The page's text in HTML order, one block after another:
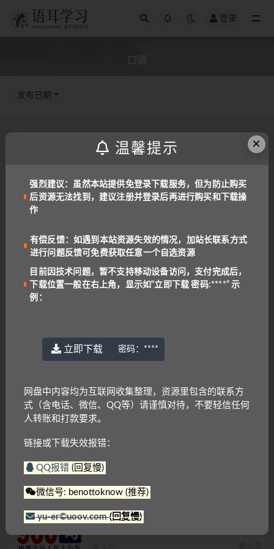
登录
发布日期
备考工具 英语
2024北京九年级-上学期-听口机考模拟训练
191
备考工具 英语
189
2024年北京中考英语听口新题型模拟 11~20
2024年北京中考英语听口新题型模拟 1~10
356
备考工具 英语教材
CET-4 英语四级口语 有口试录像
[AVI+MP3+LRC]
883
俄罗斯语
俄语常用90句
971
免费资源 韩语
韩语口语900句mp3音频+文本
×
温馨提示
强烈建议：虽然本站提供免登录下载服务，但为防止购买
后资源无法找到，建议注册并登录后再进行购买和下载操
作
有偿反馈：如遇到本站资源失效的情况，加站长联系方式
进行问题反馈可免费获取任意一个自选资源
目前因技术问题，暂不支持移动设备访问，支付完成后，
下载位置一般在右上角，显示如“立即下载 密码:****” 示
例：
立即下载 密码： ****
网盘中内容均为互联网收集整理，资源里包含的联系方
式（含电话、微信、QQ等）请谨慎对待，不要轻信任何
人转账和打款要求。
链接或下载失效报错：
QQ报错(回复慢)
微信号: benottoknow (推荐)
yu-er©uoov.com(回复慢)